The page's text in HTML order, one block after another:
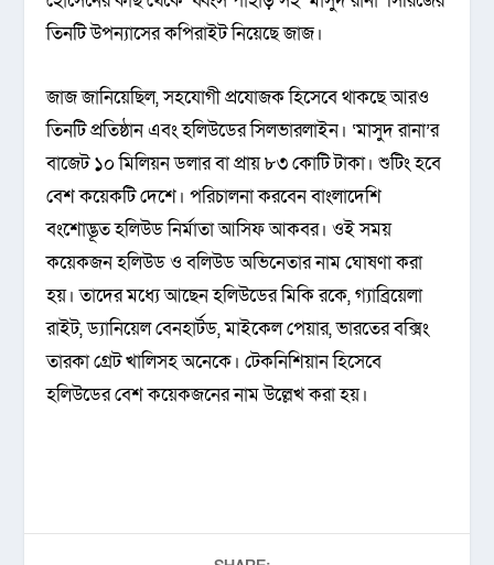
তিনটি উপন্যাসের কপিরাইট নিয়েছে জাজ।
জাজ জানিয়েছিল, সহযোগী প্রযোজক হিসেবে থাকছে আরও
তিনটি প্রতিষ্ঠান এবং হলিউডের সিলভারলাইন। ‘মাসুদ রানা’র
বাজেট ১০ মিলিয়ন ডলার বা প্রায় ৮৩ কোটি টাকা। শুটিং হবে
বেশ কয়েকটি দেশে। পরিচালনা করবেন বাংলাদেশি
বংশোদ্ভূত হলিউড নির্মাতা আসিফ আকবর। ওই সময়
কয়েকজন হলিউড ও বলিউড অভিনেতার নাম ঘোষণা করা
হয়। তাদের মধ্যে আছেন হলিউডের মিকি রকে, গ্যাব্রিয়েলা
রাইট, ড্যানিয়েল বেনহার্টড, মাইকেল পেয়ার, ভারতের বক্সিং
তারকা গ্রেট খালিসহ অনেকে। টেকনিশিয়ান হিসেবে
হলিউডের বেশ কয়েকজনের নাম উল্লেখ করা হয়।